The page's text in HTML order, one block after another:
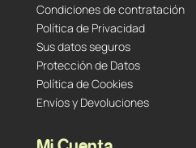
Condiciones de contratación
Política de Privacidad
Sus datos seguros
Protección de Datos
Política de Cookies
Envíos y Devoluciones